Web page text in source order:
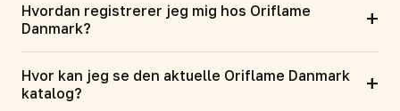
Hvordan registrerer jeg mig hos Oriflame
Danmark?
+
Hvor kan jeg se den aktuelle Oriflame Danmark
katalog?
+